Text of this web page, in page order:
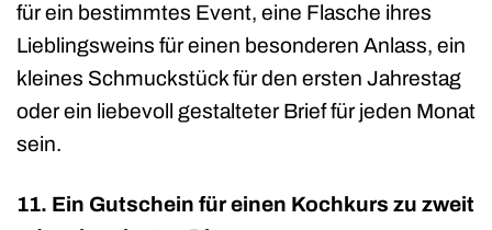
für ein bestimmtes Event, eine Flasche ihres
Lieblingsweins für einen besonderen Anlass, ein
kleines Schmuckstück für den ersten Jahrestag
oder ein liebevoll gestalteter Brief für jeden Monat
sein.
11. Ein Gutschein für einen Kochkurs zu zweit